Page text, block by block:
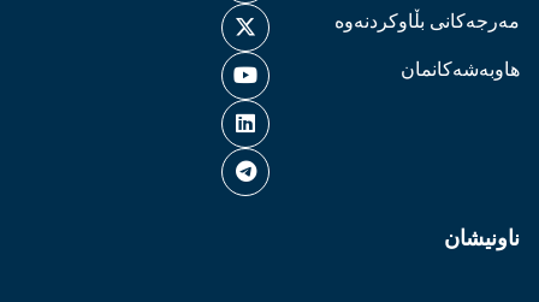
مەرجەکانی بڵاوکردنەوە
هاوبەشەکانمان
ناونیشان